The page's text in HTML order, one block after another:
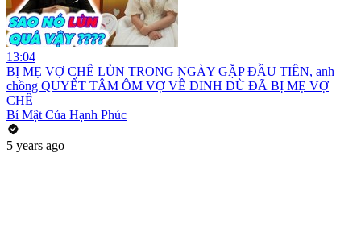
13:04
BỊ MẸ VỢ CHÊ LÙN TRONG NGÀY GẶP ĐẦU TIÊN, anh
chồng QUYẾT TÂM ÔM VỢ VỀ DINH DÙ ĐÃ BỊ MẸ VỢ
CHÊ
Bí Mật Của Hạnh Phúc
5 years ago